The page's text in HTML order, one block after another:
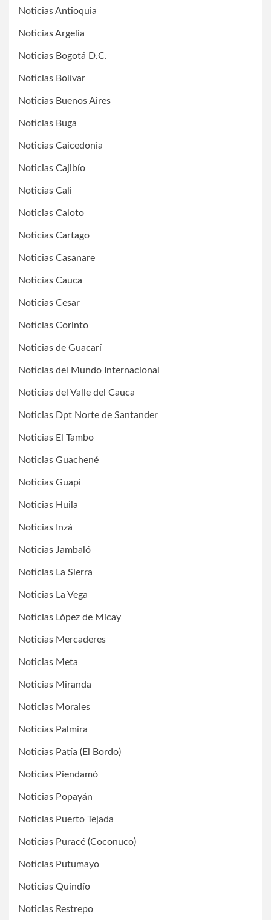
Noticias Antioquia
Noticias Argelia
Noticias Bogotá D.C.
Noticias Bolívar
Noticias Buenos Aires
Noticias Buga
Noticias Caicedonia
Noticias Cajibío
Noticias Cali
Noticias Caloto
Noticias Cartago
Noticias Casanare
Noticias Cauca
Noticias Cesar
Noticias Corinto
Noticias de Guacarí
Noticias del Mundo Internacional
Noticias del Valle del Cauca
Noticias Dpt Norte de Santander
Noticias El Tambo
Noticias Guachené
Noticias Guapi
Noticias Huila
Noticias Inzá
Noticias Jambaló
Noticias La Sierra
Noticias La Vega
Noticias López de Micay
Noticias Mercaderes
Noticias Meta
Noticias Miranda
Noticias Morales
Noticias Palmira
Noticias Patía (El Bordo)
Noticias Piendamó
Noticias Popayán
Noticias Puerto Tejada
Noticias Puracé (Coconuco)
Noticias Putumayo
Noticias Quindío
Noticias Restrepo